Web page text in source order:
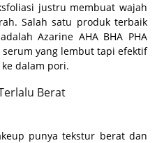
justru membuat wajah
Salah satu produk terbaik
Azarine AHA BHA PHA
yang lembut tapi efektif
dalam pori.
Berat
punya tekstur berat dan